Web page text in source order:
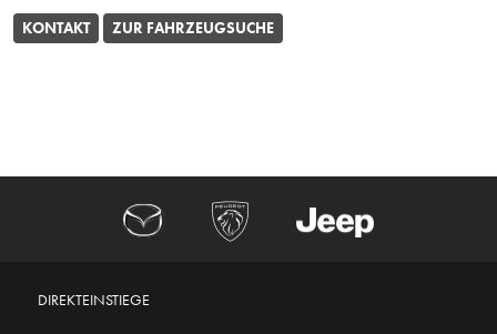
KONTAKT ZUR FAHRZEUGSUCHE
DIREKTEINSTIEGE